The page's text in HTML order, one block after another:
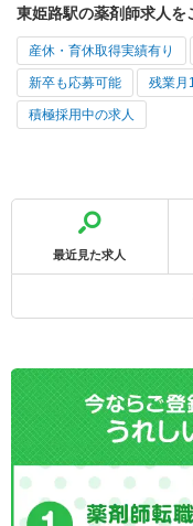
東姫路駅の薬剤師求人を
産休・育休取得実績有り
新卒も応募可能 残業月
積極採用中の求人
最近見た求人